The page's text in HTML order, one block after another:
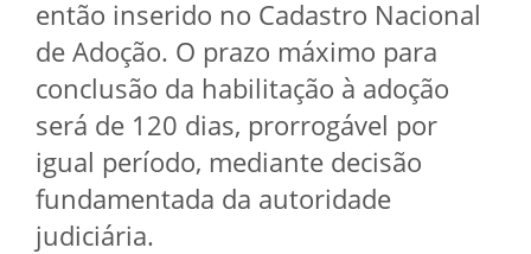
então inserido no Cadastro Nacional
de Adoção. O prazo máximo para
conclusão da habilitação à adoção
será de 120 dias, prorrogável por
igual período, mediante decisão
fundamentada da autoridade
judiciária.